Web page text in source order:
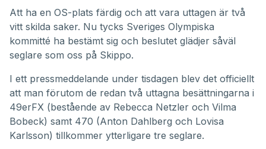
Att ha en OS-plats färdig och att vara uttagen är två
vitt skilda saker. Nu tycks Sveriges Olympiska
kommitté ha bestämt sig och beslutet glädjer såväl
seglare som oss på Skippo.
I ett pressmeddelande under tisdagen blev det officiellt
att man förutom de redan två uttagna besättningarna i
49erFX (bestående av Rebecca Netzler och Vilma
Bobeck) samt 470 (Anton Dahlberg och Lovisa
Karlsson) tillkommer ytterligare tre seglare.